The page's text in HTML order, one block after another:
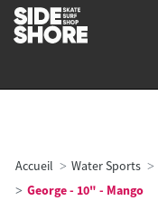
Accueil Water Sports
George - 10" - Mango